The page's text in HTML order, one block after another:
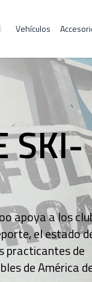
Vehículos
SKI-
apoya a los
el estado
practicantes de
de América